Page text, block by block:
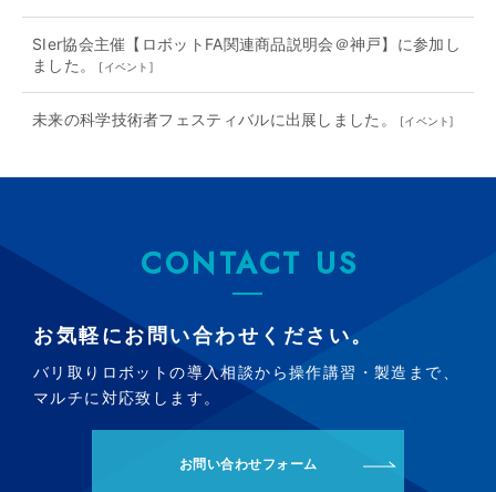
SIer協会主催【ロボットFA関連商品説明会＠神戸】に参加し
ました。
[イベント ]
未来の科学技術者フェスティバルに出展しました。 [イベント]
CONTACT US
お気軽にお問い合わせください。
バリ取りロボットの導入相談から操作講習・製造まで、
マルチに対応致します。
お問い合わせフォーム